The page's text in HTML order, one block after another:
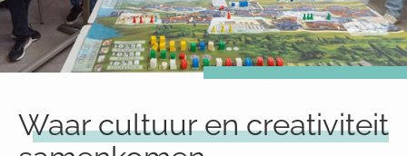
Waar cultuur en creativiteit